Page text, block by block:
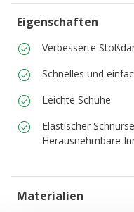
Eigenschaften
Verbesserte
Schnelles und
Leichte Schuhe
Elastischer
Herausnehmbare
Materialien